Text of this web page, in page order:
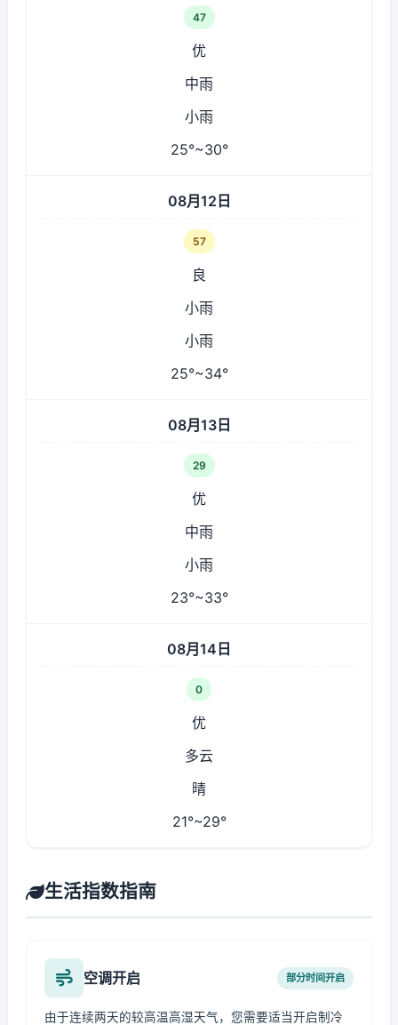
47
优
中雨
小雨
25°~30°
08月12日
57
良
小雨
小雨
25°~34°
08月13日
29
优
中雨
小雨
23°~33°
08月14日
0
优
多云
晴
21°~29°
生活指数指南
空调开启 部分时间开启
由于连续两天的较高温高湿天气，您需要适当开启制冷